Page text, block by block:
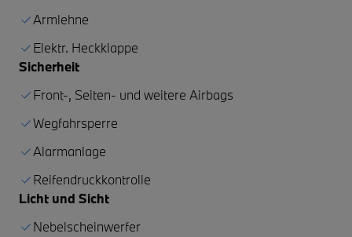
Armlehne
Elektr. Heckklappe
Sicherheit
Front-, Seiten- und weitere Airbags
Wegfahrsperre
Alarmanlage
Reifendruckkontrolle
Licht und Sicht
Nebelscheinwerfer